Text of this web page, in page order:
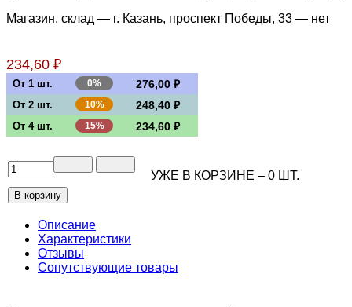
Магазин, склад — г. Казань, проспект Победы, 33 — нет
234,60 ₽
От 1 шт. 0% 276,00 ₽
От 2 шт. 10% 248,40 ₽
От 4 шт. 15% 234,60 ₽
УЖЕ В КОРЗИНЕ – 0 ШТ.
Описание
Характеристики
Отзывы
Сопутствующие товары